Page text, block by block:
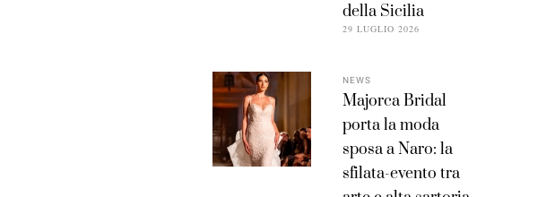
della Sicilia
29 LUGLIO 2026
NEWS
Majorca Bridal
porta la moda
sposa a Naro: la
sfilata-evento tra